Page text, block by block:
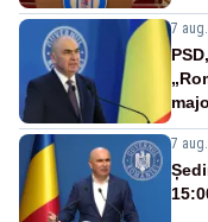
7
7